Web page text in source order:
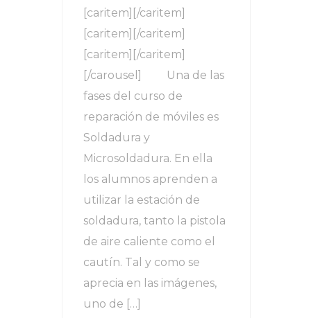
[caritem][/caritem]
[caritem][/caritem]
[caritem][/caritem]
[/carousel] Una de las
fases del curso de
reparación de móviles es
Soldadura y
Microsoldadura. En ella
los alumnos aprenden a
utilizar la estación de
soldadura, tanto la pistola
de aire caliente como el
cautín. Tal y como se
aprecia en las imágenes,
uno de […]